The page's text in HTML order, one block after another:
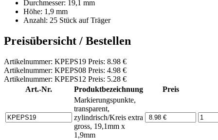
Durchmesser: 19,1 mm
Höhe: 1,9 mm
Anzahl: 25 Stück auf Träger
Preisübersicht / Bestellen
Artikelnummer: KPEPS19 Preis: 8.98 €
Artikelnummer: KPEPS08 Preis: 4.98 €
Artikelnummer: KPEPS12 Preis: 5.28 €
Art.-Nr.
Produktbezeichnung
Preis
Markierungspunkte,
transparent,
zylindrisch/Kreis extra
gross, 19,1mm x
1,9mm